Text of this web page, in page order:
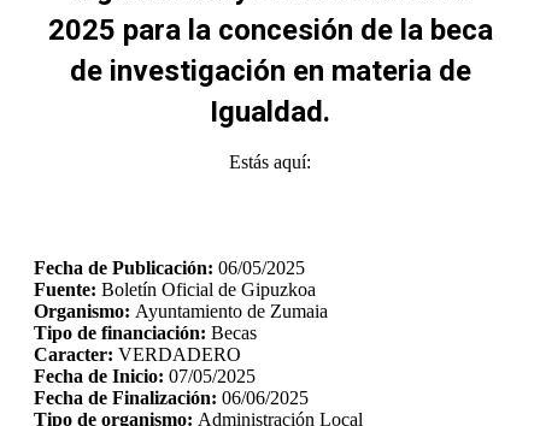
2025 para la concesión de la beca
de investigación en materia de
Igualdad.
Estás aquí:
Fecha de Publicación: 06/05/2025
Fuente: Boletín Oficial de Gipuzkoa
Organismo: Ayuntamiento de Zumaia
Tipo de financiación: Becas
Caracter: VERDADERO
Fecha de Inicio: 07/05/2025
Fecha de Finalización: 06/06/2025
Tipo de organismo: Administración Local